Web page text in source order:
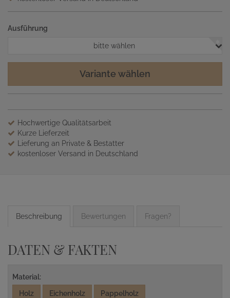
Ausführung
bitte wählen
Variante wählen
Hochwertige Qualitätsarbeit
Kurze Lieferzeit
Lieferung an Private & Bestatter
kostenloser Versand in Deutschland
Beschreibung Bewertungen Fragen?
DATEN & FAKTEN
Material:
Holz
Eichenholz Pappelholz